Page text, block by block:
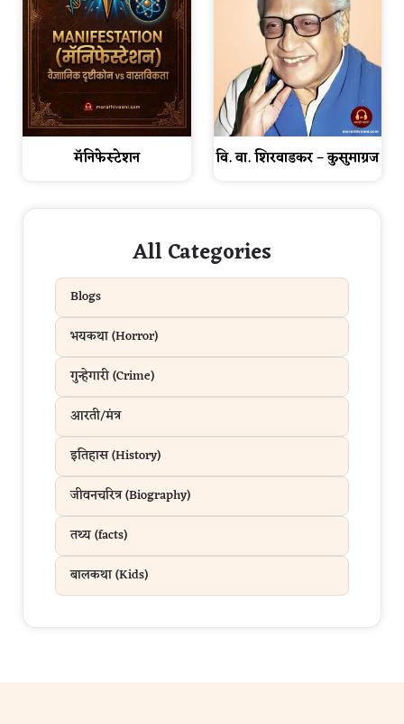
मॅनिफेस्टेशन वि. वा. शिरवाडकर – कुसुमाग्रज
All Categories
Blogs
भयकथा (Horror)
गुन्हेगारी (Crime)
आरती/मंत्र
इतिहास (History)
जीवनचरित्र (Biography)
तथ्य (facts)
बालकथा (Kids)